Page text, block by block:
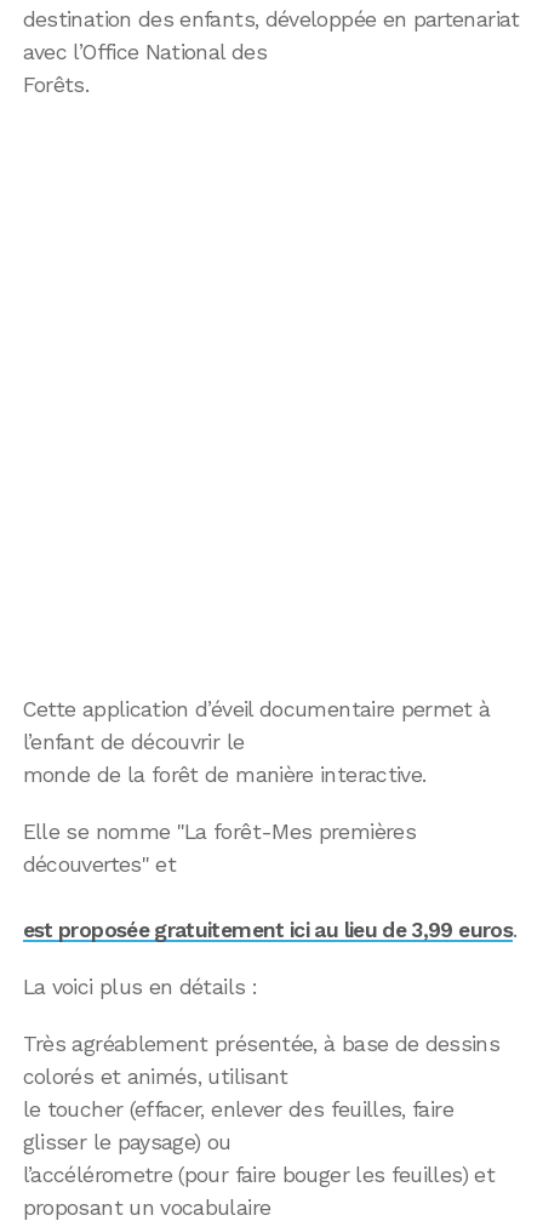
destination des enfants, développée en partenariat
avec l’Office National des
Forêts.
Cette application d’éveil documentaire permet à
l’enfant de découvrir le
monde de la forêt de manière interactive.
Elle se nomme "La forêt-Mes premières
découvertes" et
est proposée gratuitement ici au lieu de 3,99 euros.
La voici plus en détails :
Très agréablement présentée, à base de dessins
colorés et animés, utilisant
le toucher (effacer, enlever des feuilles, faire
glisser le paysage) ou
l’accélérometre (pour faire bouger les feuilles) et
proposant un vocabulaire